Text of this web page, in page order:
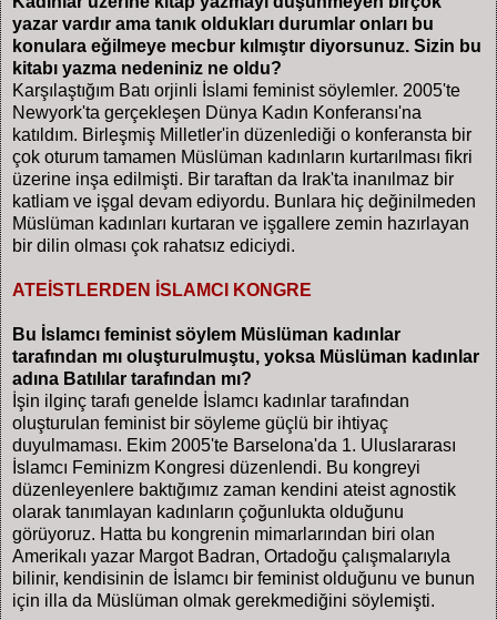
yazar vardır ama tanık oldukları durumlar onları bu
konulara eğilmeye mecbur kılmıştır diyorsunuz. Sizin bu
kitabı yazma nedeniniz ne oldu?
Karşılaştığım Batı orjinli İslami feminist söylemler. 2005'te
Newyork'ta gerçekleşen Dünya Kadın Konferansı'na
katıldım. Birleşmiş Milletler'in düzenlediği o konferansta bir
çok oturum tamamen Müslüman kadınların kurtarılması fikri
üzerine inşa edilmişti. Bir taraftan da Irak'ta inanılmaz bir
katliam ve işgal devam ediyordu. Bunlara hiç değinilmeden
Müslüman kadınları kurtaran ve işgallere zemin hazırlayan
bir dilin olması çok rahatsız ediciydi.
ATEİSTLERDEN İSLAMCI KONGRE
Bu İslamcı feminist söylem Müslüman kadınlar
tarafından mı oluşturulmuştu, yoksa Müslüman kadınlar
adına Batılılar tarafından mı?
İşin ilginç tarafı genelde İslamcı kadınlar tarafından
oluşturulan feminist bir söyleme güçlü bir ihtiyaç
duyulmaması. Ekim 2005'te Barselona'da 1. Uluslararası
İslamcı Feminizm Kongresi düzenlendi. Bu kongreyi
düzenleyenlere baktığımız zaman kendini ateist agnostik
olarak tanımlayan kadınların çoğunlukta olduğunu
görüyoruz. Hatta bu kongrenin mimarlarından biri olan
Amerikalı yazar Margot Badran, Ortadoğu çalışmalarıyla
bilinir, kendisinin de İslamcı bir feminist olduğunu ve bunun
için illa da Müslüman olmak gerekmediğini söylemişti.